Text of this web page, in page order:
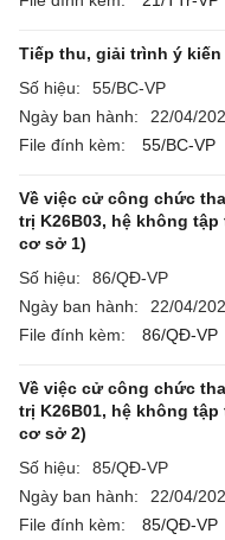
Tiếp thu, giải trình ý
Số hiệu:
55/BC-VP
Ngày ban hành:
22/04/
File đính kèm:
55/BC-VP
Về việc cử công chức
trị K26B03, hệ không
cơ sở 1)
Số hiệu:
86/QĐ-VP
Ngày ban hành:
22/04/
File đính kèm:
86/QĐ-VP
Về việc cử công chức
trị K26B01, hệ không
cơ sở 2)
Số hiệu:
85/QĐ-VP
Ngày ban hành:
22/04/
File đính kèm:
85/QĐ-VP